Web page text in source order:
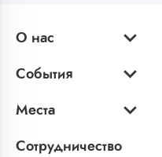
О нас
События
Места
Сотрудничество